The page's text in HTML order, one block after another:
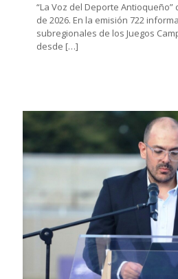
“La Voz del Deporte
de 2026. En la emisión 722
subregionales de los Juegos
desde […]